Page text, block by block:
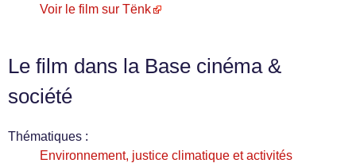
Voir le film sur Tënk
Le film dans la Base cinéma &
société
Thématiques :
Environnement, justice climatique et activités